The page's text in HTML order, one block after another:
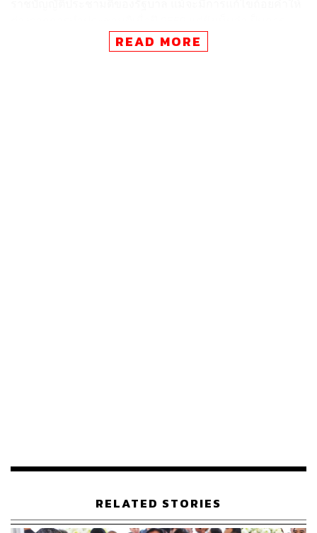
จำกัดเสรีภาพมากกว่าการรับรองหรือการส่งเสริมสิทธิ
เสรีภาพของประชาชน จึงกังวลว่าจะเป็นการปิดกั้นการแสดง
การพิจารณา ซึ่งทั้งหมดอาจจะใช้เวลาอยู่พอสมควร จึงเห็น
ว่าในช่วงนี้สามารถเสนอกฎหมายประชามติและพิจารณาไป
READ MORE
RELATED STORIES